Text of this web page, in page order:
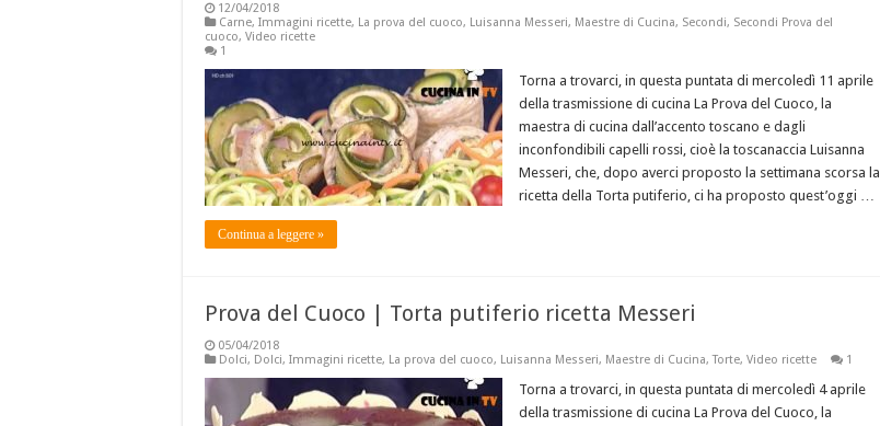
12/04/2018
Carne, Immagini ricette, La prova del cuoco, Luisanna Messeri, Maestre di Cucina, Secondi, Secondi Prova del
cuoco, Video ricette
1
Torna a trovarci, in questa puntata di mercoledì 11 aprile
della trasmissione di cucina La Prova del Cuoco, la
maestra di cucina dall’accento toscano e dagli
inconfondibili capelli rossi, cioè la toscanaccia Luisanna
Messeri, che, dopo averci proposto la settimana scorsa la
ricetta della Torta putiferio, ci ha proposto quest’oggi …
Continua a leggere »
Prova del Cuoco | Torta putiferio ricetta Messeri
05/04/2018
Dolci, Dolci, Immagini ricette, La prova del cuoco, Luisanna Messeri, Maestre di Cucina,Torte, Video ricette 1
Torna a trovarci, in questa puntata di mercoledì 4 aprile
della trasmissione di cucina La Prova del Cuoco, la